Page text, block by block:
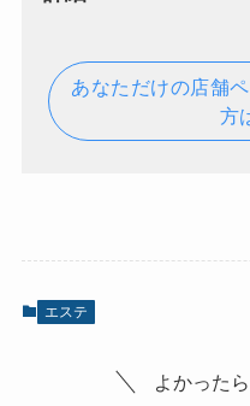
あなただけの店舗
方
エステ
よかった